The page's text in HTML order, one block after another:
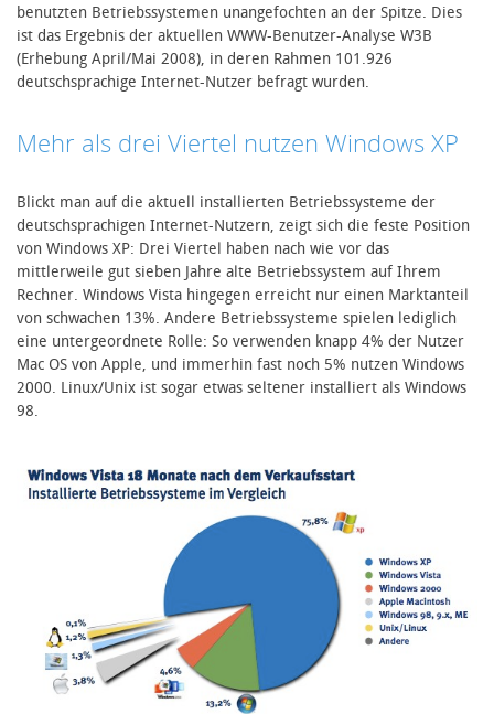
benutzten Betriebssystemen unangefochten an der Spitze. Dies
ist das Ergebnis der aktuellen WWW-Benutzer-Analyse W3B
(Erhebung April/Mai 2008), in deren Rahmen 101.926
deutschsprachige Internet-Nutzer befragt wurden.
Mehr als drei Viertel nutzen Windows XP
Blickt man auf die aktuell installierten Betriebssysteme der
deutschsprachigen Internet-Nutzern, zeigt sich die feste Position
von Windows XP: Drei Viertel haben nach wie vor das
mittlerweile gut sieben Jahre alte Betriebssystem auf Ihrem
Rechner. Windows Vista hingegen erreicht nur einen Marktanteil
von schwachen 13%. Andere Betriebssysteme spielen lediglich
eine untergeordnete Rolle: So verwenden knapp 4% der Nutzer
Mac OS von Apple, und immerhin fast noch 5% nutzen Windows
2000. Linux/Unix ist sogar etwas seltener installiert als Windows
98.